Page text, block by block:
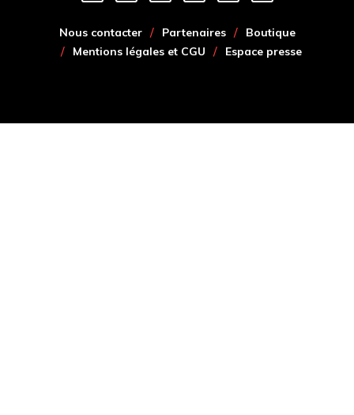
Nous contacter Partenaires
Boutique
Mentions légales et CGU
Espace presse